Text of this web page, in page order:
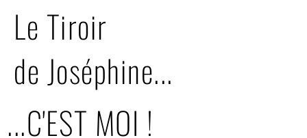
Le Tiroir
de Joséphine...
...C'EST MOI !